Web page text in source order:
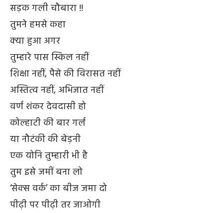
सड़क गली चौबारा !!
तुमने हमसे कहा
क्या हुआ अगर
तुम्हारे पास स्किल नहीं
शिक्षा नहीं, पैसे की विरासत नहीं
अस्तित्व नहीं, अभिजात नहीं
वर्ण शंकर देवदासी हो
कोल्हाटी की बार गर्ल
या नौटंकी की बेड़नी
एक योनि तुम्हारी भी है
तुम इसे जमीं बना लो
‘सेक्स वर्क’ का बीज जमा दो
पीढ़ी पर पीढ़ी तर जाओगी